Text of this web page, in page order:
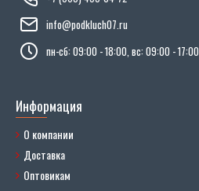
info@podkluch07.ru
пн-сб: 09:00 - 18:00, вс: 09:00 - 17:00
Информация
О компании
Доставка
Оптовикам